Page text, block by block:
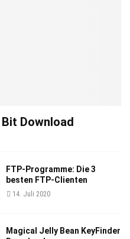
Download
FTP-Programme: Die 3
besten FTP-Clienten
14. Juli 2020
Magical Jelly Bean KeyFinder